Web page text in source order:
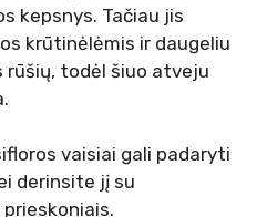
kepsnys. Tačiau jis
krūtinėlėmis ir daugeliu
rūšių, todėl šiuo atveju
vaisiai gali padaryti
derinsite jį su